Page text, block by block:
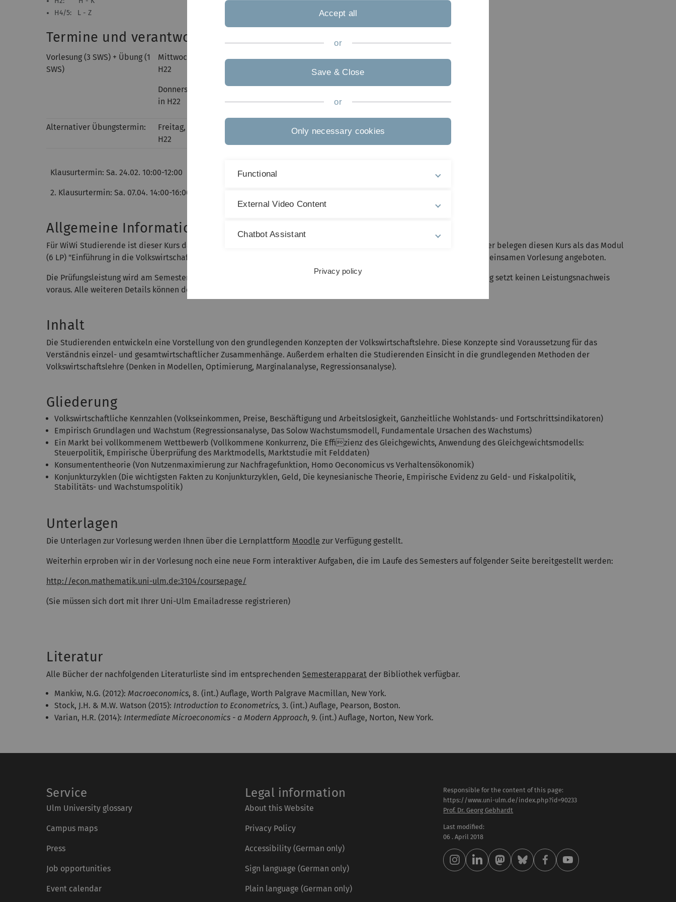
H4/5: L - Z
Termine und verantwortliche Personen
Vorlesung (3 SWS) + Übung (1
SWS)
Mittwoch, 12:15 - 13:45 Uhr, in
H22
Donnerstag, 8:30 - 10:00 Uhr,
in H22
Dozent:Prof. Dr. Sebastian Kranz
Übungsleiter:Martin Kies
Collin
Alternativer Übungstermin:
Freitag, 12:15 - 13:45 Uhr, in
H22
(nur in Wochen mit einer Übung am Mi.
oder Do.)
Klausurtermin: Sa. 24.02. 10:00-12:00
2. Klausurtermin: Sa. 07.04. 14:00-16:00
Allgemeine Informationen
Für WiWi Studierende ist dieser Kurs das Pflichtmodul "Grundlagen der Volkswirtschaftslehre". Studierende anderer Fächer belegen diesen Kurs als das Modul
(6 LP) "Einführung in die Volkswirtschaftslehre (für WiMa und andere)". Beide Module werden ab diesem Jahr in einer gemeinsamen Vorlesung angeboten.
Die Prüfungsleistung wird am Semesterende in Form einer schriftlichen Klausur erbracht. Die Anmeldung zu dieser Prüfung setzt keinen Leistungsnachweis
voraus. Alle weiteren Details können dem
Inhalt
Die Studierenden entwickeln eine Vorstellung von den grundlegenden Konzepten der Volkswirtschaftslehre. Diese Konzepte sind Voraussetzung für das
Verständnis einzel- und gesamtwirtschaftlicher Zusammenhänge. Außerdem erhalten die Studierenden Einsicht in die grundlegenden Methoden der
Volkswirtschaftslehre (Denken in Modellen, Optimierung, Marginalanalyse, Regressionsanalyse).
Gliederung
Volkswirtschaftliche Kennzahlen (Volkseinkommen, Preise, Beschäftigung und Arbeitslosigkeit, Ganzheitliche Wohlstands- und Fortschrittsindikatoren)
Empirisch Grundlagen und Wachstum (Regressionsanalyse, Das Solow Wachstumsmodell, Fundamentale Ursachen des Wachstums)
Ein Markt bei vollkommenem Wettbewerb (Vollkommene Konkurrenz, Die Effizienz des Gleichgewichts, Anwendung des Gleichgewichtsmodells:
Steuerpolitik, Empirische Überprüfung des Marktmodells, Marktstudie mit Felddaten)
Konsumententheorie (Von Nutzenmaximierung zur Nachfragefunktion, Homo Oeconomicus vs Verhaltensökonomik)
Konjunkturzyklen (Die wichtigsten Fakten zu Konjunkturzyklen, Geld, Die keynesianische Theorie, Empirische Evidenz zu Geld- und Fiskalpolitik,
Stabilitäts- und Wachstumspolitik)
Unterlagen
Die Unterlagen zur Vorlesung werden Ihnen über die Lernplattform Moodle zur Verfügung gestellt.
Weiterhin erproben wir in der Vorlesung noch eine neue Form interaktiver Aufgaben, die im Laufe des Semesters auf folgender Seite bereitgestellt werden:
http://econ.mathematik.uni-ulm.de:3104/coursepage/
(Sie müssen sich dort mit Ihrer Uni-Ulm Emailadresse registrieren)
Literatur
Alle Bücher der nachfolgenden Literaturliste sind im entsprechenden Semesterapparat der Bibliothek verfügbar.
Mankiw, N.G. (2012): Macroeconomics, 8. (int.) Auflage, Worth Palgrave Macmillan, New York.
Stock, J.H. & M.W. Watson (2015): Introduction to Econometrics, 3. (int.) Auflage, Pearson, Boston.
Varian, H.R. (2014): Intermediate Microeconomics - a Modern Approach, 9. (int.) Auflage, Norton, New York.
Service
Ulm University glossary
Campus maps
Press
Job opportunities
Event calendar
Legal information
About this Website
Privacy Policy
Accessibility (German only)
Sign language (German only)
Plain language (German only)
Responsible for the content of this page:
https://www.uni-ulm.de/index.php?id=90233
Prof. Dr. Georg Gebhardt
Last modified:
06 . April 2018
Accept all
or
Save & Close
or
Only necessary cookies
Functional
External Video Content
Chatbot Assistant
Privacy policy